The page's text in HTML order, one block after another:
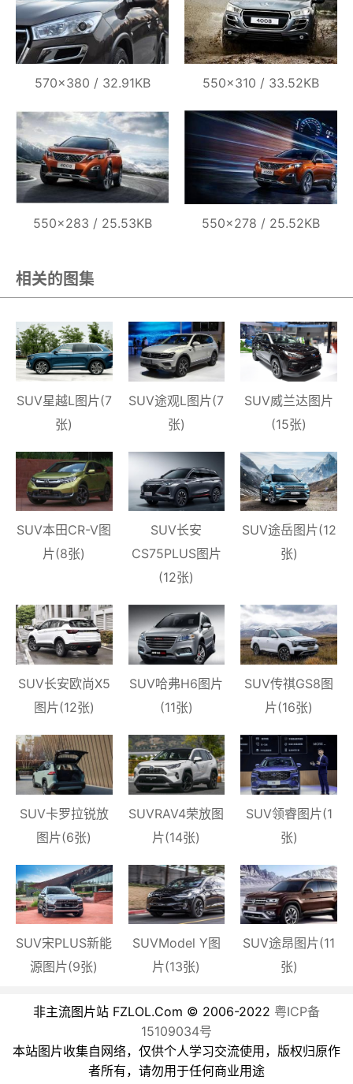
570×380 / 32.91KB 550×310 / 33.52KB
550×283 / 25.53KB 550×278 / 25.52KB
相关的图集
SUV星越L图片(7
张)
SUV途观L图片(7
张)
SUV威兰达图片
(15张)
SUV本田CR-V图
片(8张)
SUV长安
CS75PLUS图片
(12张)
SUV途岳图片(12
张)
SUV长安欧尚X5
图片(12张)
SUV哈弗H6图片
(11张)
SUV传祺GS8图
片(16张)
SUV卡罗拉锐放
图片(6张)
SUVRAV4荣放图
片(14张)
SUV领睿图片(1
张)
SUV宋PLUS新能
源图片(9张)
SUVModel Y图
片(13张)
SUV途昂图片(11
张)
非主流图片站 FZLOL.Com © 2006-2022 粤ICP备
15109034号
本站图片收集自网络，仅供个人学习交流使用，版权归原作
者所有，请勿用于任何商业用途